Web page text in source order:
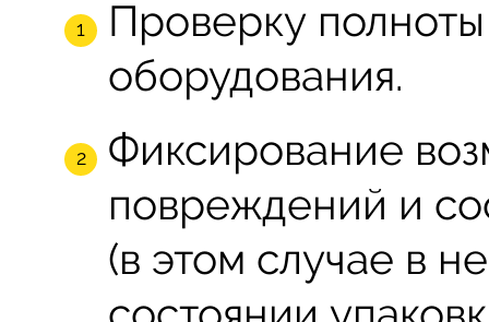
Проверку
оборудования.
Фиксирование
повреждений и
(в этом случае в